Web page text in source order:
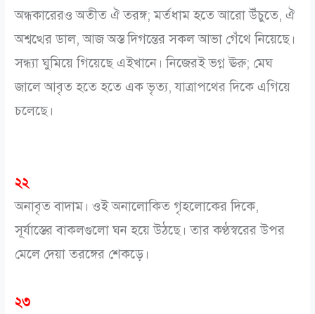
অন্ধকারেরও অতীত ঐ তরঙ্গ; মর্তধাম হতে আরো উঁচুতে, ঐ
অশ্বত্থের ডাল, আজ অস্ত দিগন্তের সকল আভা গেঁথে নিয়েছে।
সন্ধ্যা ঘুমিয়ে গিয়েছে এইখানে। নিজেরই ভগ্ন ঊরু; মেঘ
জালে আবৃত হতে হতে এক ভৃত্য, যাত্রাপথের দিকে এগিয়ে
চলেছে।
২২
অনাবৃত বাদাম। ওই অনালোকিত গৃহলোকের দিকে,
সূর্যাস্তের বাকলগুলো ঘন হয়ে উঠছে। তার কণ্ঠস্বরের উপর
মেলে দেয়া তরঙ্গের শেকড়ে।
২৩